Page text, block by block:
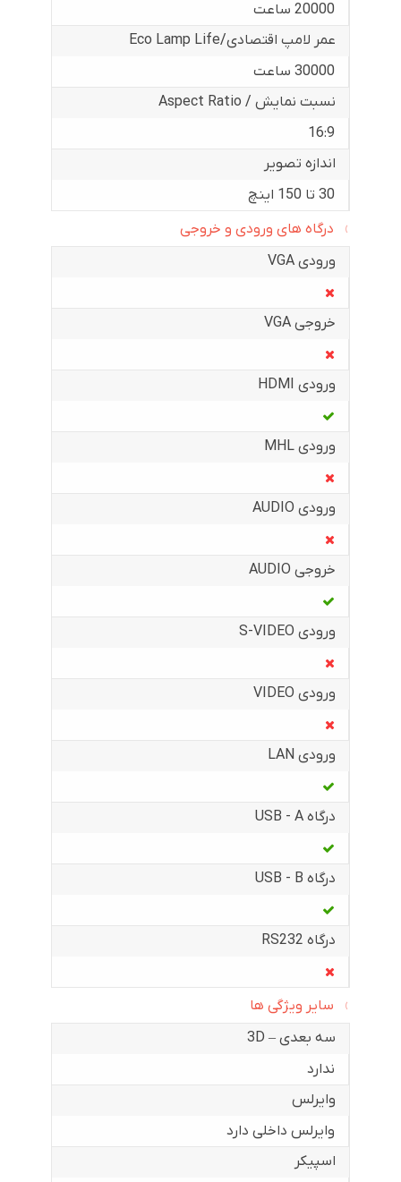
20000 ساعت
عمر لامپ اقتصادی/Eco Lamp Life
30000 ساعت
نسبت نمایش / Aspect Ratio
16:9
اندازه تصویر
30 تا 150 اینچ
درگاه های ورودی و خروجی
ورودی VGA
خروجی VGA
ورودی HDMI
ورودی MHL
ورودی AUDIO
خروجی AUDIO
ورودی S-VIDEO
ورودی VIDEO
ورودی LAN
درگاه USB - A
درگاه USB - B
درگاه RS232
سایر ویژگی ها
سه بعدی – 3D
ندارد
وایرلس
وایرلس داخلی دارد
اسپیکر